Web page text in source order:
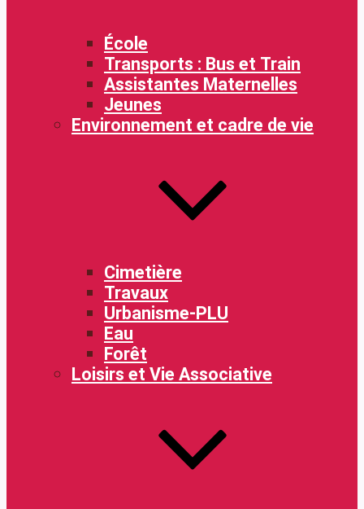
École
Transports : Bus et Train
Assistantes Maternelles
Jeunes
Environnement et cadre de vie
Cimetière
Travaux
Urbanisme-PLU
Eau
Forêt
Loisirs et Vie Associative